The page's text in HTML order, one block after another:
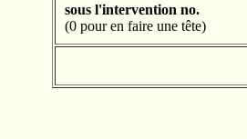
sous l'intervention no.
(0 pour en faire une tête)